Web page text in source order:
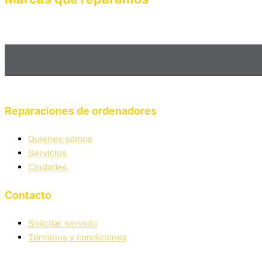
Reparaciones de ordenadores
Quienes somos
Servicios
Ciudades
Contacto
Solicitar servicio
Términos y condiciones
Copyright Reparaciones de ordenadores.